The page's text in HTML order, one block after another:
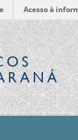
Acesso à